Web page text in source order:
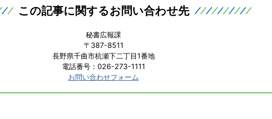
この記事に関するお問い合わせ先
秘書広報課
〒387-8511
長野県千曲市杭瀬下二丁目1番地
電話番号：026-273-1111
お問い合わせフォーム